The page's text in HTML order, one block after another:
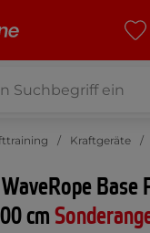
Kraftgeräte
Base
cm